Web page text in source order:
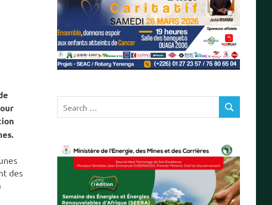
des
for:
SEARCH